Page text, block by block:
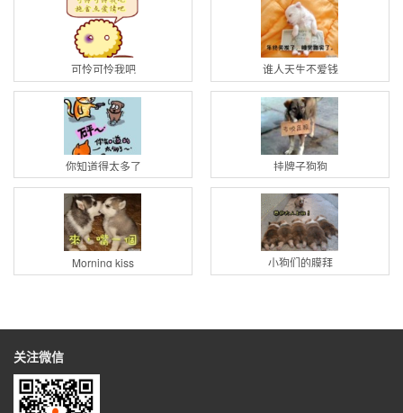
可怜可怜我吧 谁人天生不爱钱
你知道得太多了 挂牌子狗狗
Morning kiss 小狗们的膜拜
关注微信